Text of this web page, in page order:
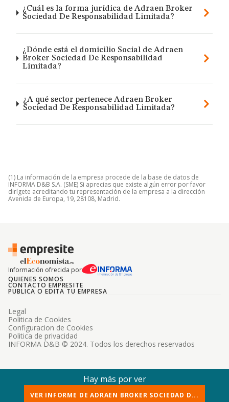
¿Cuál es la forma jurídica de Adraen Broker
Sociedad De Responsabilidad Limitada?
¿Dónde está el domicilio Social de Adraen
Broker Sociedad De Responsabilidad
Limitada?
¿A qué sector pertenece Adraen Broker
Sociedad De Responsabilidad Limitada?
(1) La información de la empresa procede de la base de datos de
INFORMA D&B S.A. (SME) Si aprecias que existe algún error por favor
dirígete acreditando tu representación de la empresa a la dirección
Avenida de Europa, 19, 28108, Madrid.
Información ofrecida por
QUIENES SOMOS
CONTACTO EMPRESITE
PUBLICA O EDITA TU EMPRESA
INFORMA D&B © 2024. Todos los derechos reservados
Legal
Politica de Cookies
Configuracion de Cookies
Politica de privacidad
Hay más por ver
VER INFORME DE ADRAEN BROKER SOCIEDAD D...